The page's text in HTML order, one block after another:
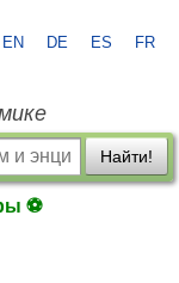
EN DE ES FR
Найти!
⚽